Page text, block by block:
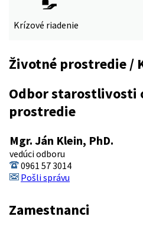
Krízové riadenie
Životné prostredie /
Odbor starostlivosti
prostredie
Mgr. Ján Klein, PhD.
vedúci odboru
0961 57 3014
Pošli správu
Zamestnanci